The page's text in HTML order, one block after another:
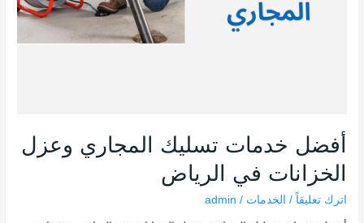
أفضل خدمات تسليك المجاري وعزل
الخزانات في الرياض
اترك تعليقاً / الخدمات /
admin